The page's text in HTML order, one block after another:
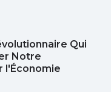
Qui
Notre
l'Économie